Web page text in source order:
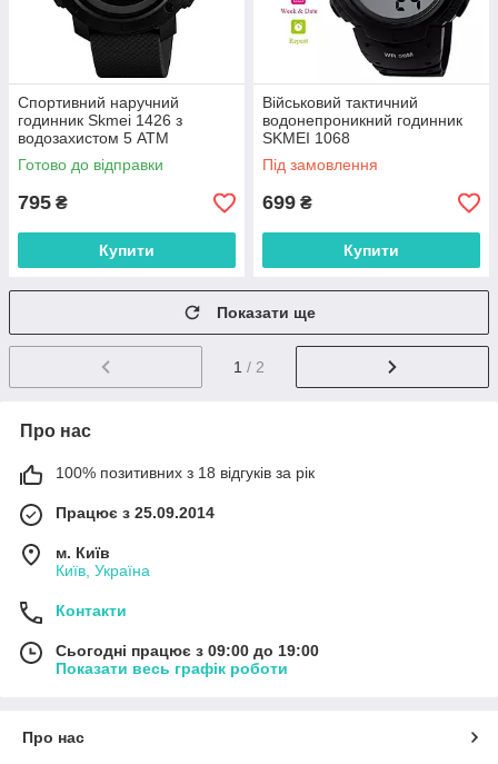
Спортивний наручний
годинник Skmei 1426 з
водозахистом 5 АТМ
Готово до відправки
795 ₴
Купити
Військовий тактичний
водонепроникний годинник
SKMEI 1068
Під замовлення
699 ₴
Купити
Показати ще
1 / 2
Про нас
100% позитивних з 18 відгуків за рік
Працює з 25.09.2014
м. Київ
Київ, Україна
Контакти
Сьогодні працює з 09:00 до 19:00
Показати весь графік роботи
Про нас